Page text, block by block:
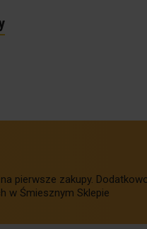
na pierwsze zakupy.
w Śmiesznym Sklepie